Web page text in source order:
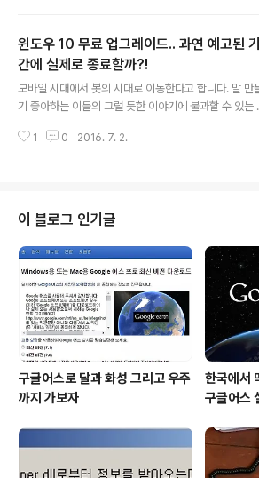
신사로부터 받은 연락에서 시작되었습니다. (ㅋ 이렇게 말
하니까 엄청난 사건이라도 발생한 것처럼 느껴지는데... 그
정도는 아니구요. ㅎ) 통신사가 저에게 연락을 해 온 건
기고객 어쩌구 저쩌구 하면서 인터넷 서비스를 현재의 비
할인해 주려고 하는데, 그렇게 하겠느냐를 묻기 위함이었
윈도우 10 무료 업그레이드.. 과연 예고된 기
간에 실제로 종료할까?!
모바일 시대에서 봇의 시대로 이동한다고 합니다. 말 만
기 좋아하는 이들의 그럴 듯한 이야기에 불과할 수 있는
공지능이 발현될 특이점이 목 전에 다다른 것 만큼은 분명
요. 이러한 바람 몰이 중심에는 MS가 있습니다. 모바일 붐
이 일었던 지난 10년 가까운 세월을 떠올리며 이를 갈았을
MS의 입장이라면 아주 새로운 국면을 맞이하고 싶기도
을 겁니다. 아니 분명히 그럴 겁니다. 이미지 출처:
oftpedia.com 사실 관망하는 이의 입장에서는 그 기간
안 이렇다 할 이..
1 0 2016. 7. 2.
이 블로그 인기글
구글어스로 달과 화성 그리고 우주
까지 가보자
한국에서
구글어스